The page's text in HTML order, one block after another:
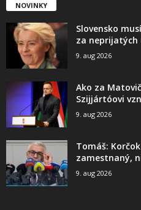
NOVINKY
Slovensko
za neprijatých
9. aug 2026
Ako za
Szijjártóovi
9. aug 2026
Tomáš:
zamestnaný,
9. aug 2026